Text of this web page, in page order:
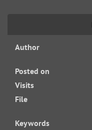
Author
Posted on
Visits
File
Keywords